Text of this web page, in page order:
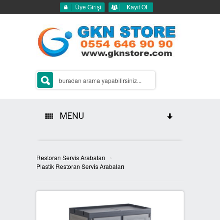
Üye Girişi Kayıt Ol
MENU
ÜRÜNLERİMİZ
GERİ DÖNÜŞÜM ÇÖP KUTULARI
2Lİ GERİ DÖNÜŞÜM KUTULARI
SIFIR ATIK KUTULARI
Restoran Servis Arabaları
›
Plastik Restoran Servis Arabaları